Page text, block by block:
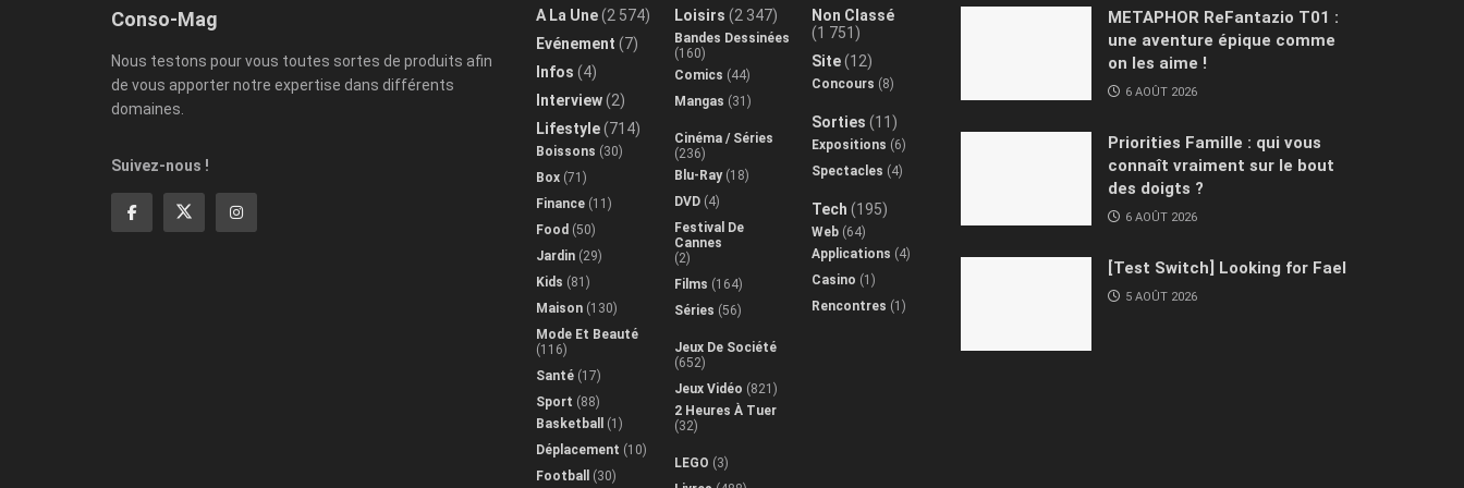
Conso-Mag
Nous testons pour vous toutes sortes de produits afin
de vous apporter notre expertise dans différents
domaines.
Suivez-nous !
A La Une(2 574)
Evénement (7)
Infos (4)
Interview(2)
Lifestyle(714)
Boissons (30)
Box (71)
Finance (11)
Food (50)
Jardin (29)
Kids (81)
Maison (130)
Mode Et Beauté
(116)
Santé (17)
Sport (88)
Basketball
(1)
Déplacement (10)
Football
(30)
Loisirs (2 347)
Bandes Dessinées
(160)
Comics (44)
Mangas (31)
Cinéma / Séries
(236)
Blu-Ray(18)
DVD(4)
Festival De
Cannes
(2)
Films (164)
Séries (56)
Jeux De Société
(652)
Jeux Vidéo (821)
2 Heures À Tuer
(32)
LEGO (3)
Non Classé
(1 751)
Site(12)
Concours (8)
Sorties (11)
Expositions (6)
Spectacles (4)
Tech (195)
Web (64)
Applications (4)
Casino (1)
Rencontres (1)
METAPHOR ReFantazio T01 :
une aventure épique comme
on les aime !
6 AOÛT 2026
Priorities Famille : qui vous
connaît vraiment sur le bout
des doigts ?
6 AOÛT 2026
[Test Switch] Looking for Fael
5 AOÛT 2026